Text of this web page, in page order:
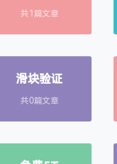
共1篇文章
滑块验证
共0篇文章